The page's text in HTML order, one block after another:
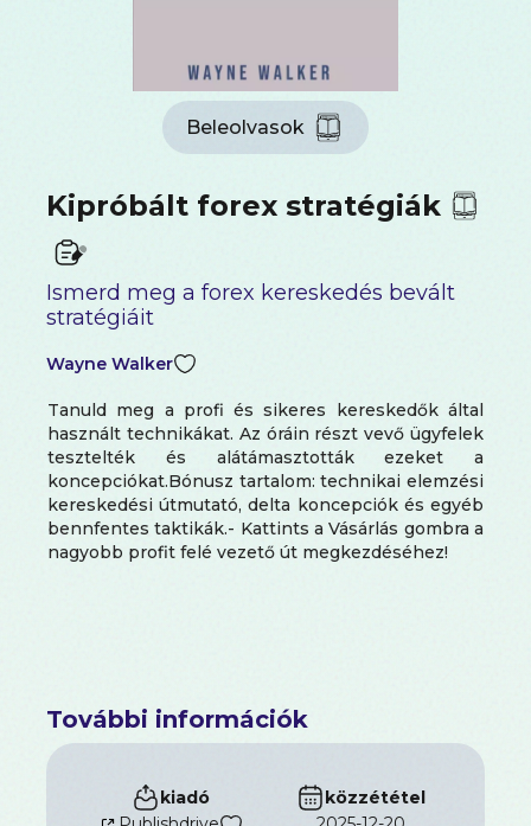
Beleolvasok
Kipróbált forex stratégiák
Ismerd meg a forex kereskedés bevált
stratégiáit
Wayne Walker
Tanuld meg a profi és sikeres kereskedők által
használt technikákat. Az óráin részt vevő ügyfelek
tesztelték és alátámasztották ezeket a
koncepciókat.Bónusz tartalom: technikai elemzési
kereskedési útmutató, delta koncepciók és egyéb
bennfentes taktikák.- Kattints a Vásárlás gombra a
nagyobb profit felé vezető út megkezdéséhez!
További információk
kiadó
közzététel